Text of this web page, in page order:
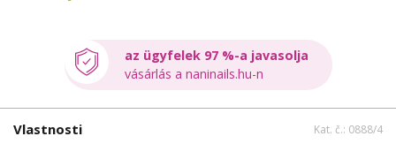
az ügyfelek 97 %-a javasolja
vásárlás a naninails.hu-n
Vlastnosti Kat. č.: 0888/4